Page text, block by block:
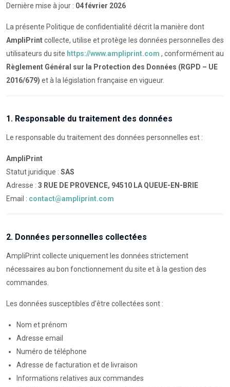
Dernière mise à jour : 04 février 2026
La présente Politique de confidentialité décrit la manière dont
AmpliPrintcollecte, utilise et protège les données personnelles des
utilisateurs du site https://www.ampliprint.com , conformément au
Règlement Général sur la Protection des Données (RGPD – UE
2016/679) et à la législation française en vigueur.
1. Responsable du traitement des données
Le responsable du traitement des données personnelles est :
AmpliPrint
Statut juridique : SAS
Adresse : 3 RUE DE PROVENCE, 94510 LA QUEUE-EN-BRIE
Email : contact@ampliprint.com
2. Données personnelles collectées
AmpliPrint collecte uniquement les données strictement
nécessaires au bon fonctionnement du site et à la gestion des
commandes.
Les données susceptibles d’être collectées sont :
Nom et prénom
Adresse email
Numéro de téléphone
Adresse de facturation et de livraison
Informations relatives aux commandes